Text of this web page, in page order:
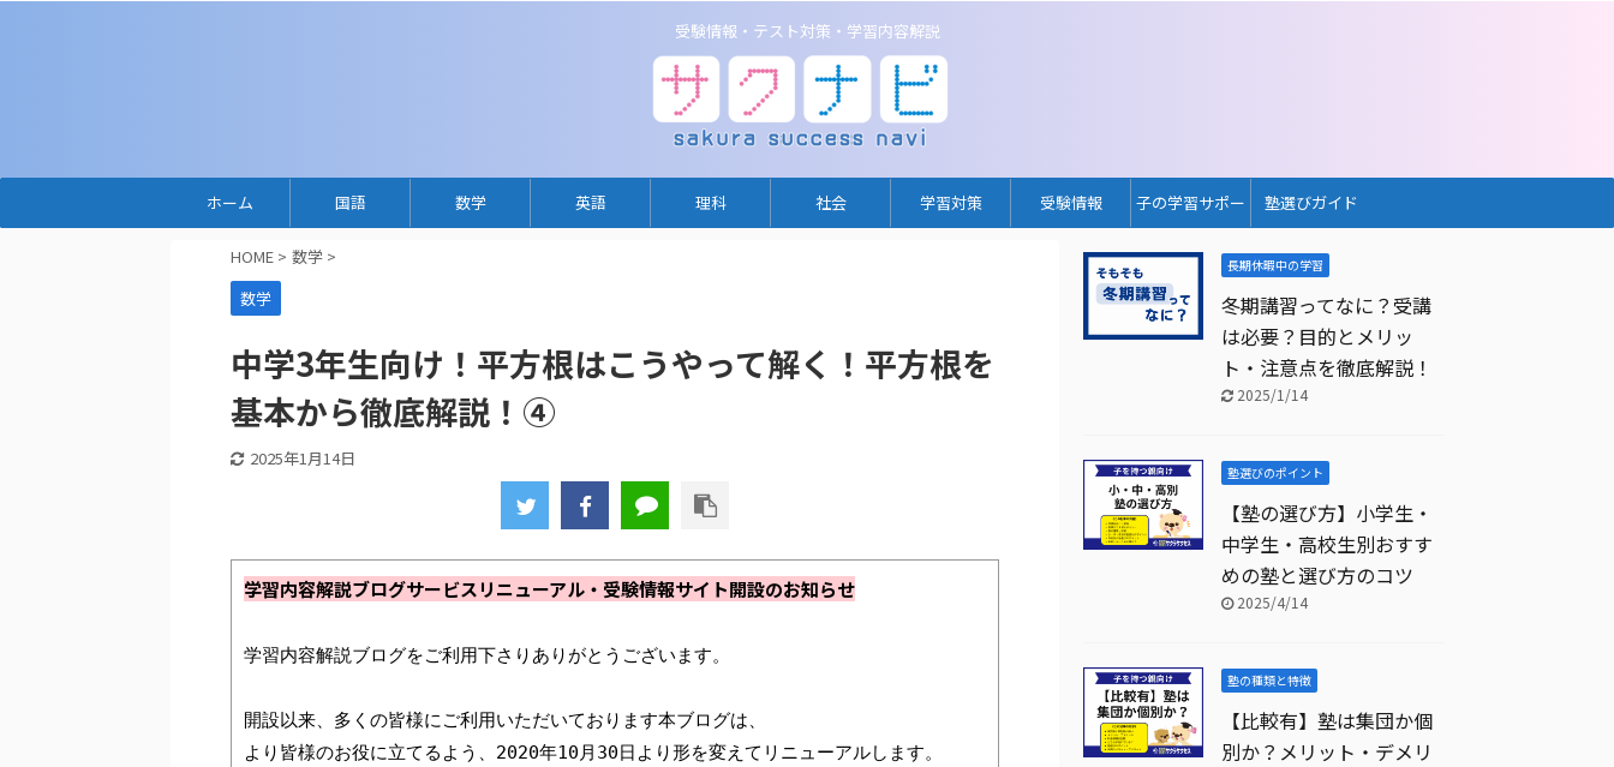
受験情報・テスト対策・学習内容解説
ホーム 国語 数学 英語 理科 社会 学習対策 受験情報 子の学習サポー
ト
塾選びガイド
HOME > 数学 >
数学
中学3年生向け！平方根はこうやって解く！平方根を
基本から徹底解説！④
2025年1月14日
学習内容解説ブログサービスリニューアル・受験情報サイト開設のお知らせ
学習内容解説ブログをご利用下さりありがとうございます。
開設以来、多くの皆様にご利用いただいております本ブログは、
より皆様のお役に立てるよう、2020年10月30日より形を変えてリニューアルします。
長期休暇中の学習
冬期講習ってなに？受講
は必要？目的とメリッ
ト・注意点を徹底解説！
2025/1/14
塾選びのポイント
【塾の選び方】小学生・
中学生・高校生別おすす
めの塾と選び方のコツ
2025/4/14
塾の種類と特徴
【比較有】塾は集団か個
別か？メリット・デメリ